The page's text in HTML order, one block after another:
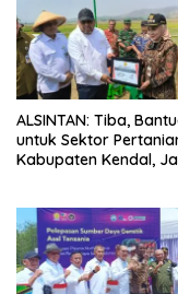
ALSINTAN: Tiba,
untuk Sektor
Kabupaten Kendal,